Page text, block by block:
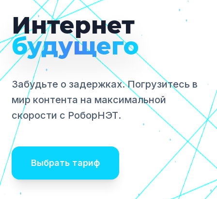
Интернет
будущего
Забудьте о задержках. Погрузитесь в
мир контента на максимальной
скорости с РоборНЭТ.
Выбрать тариф